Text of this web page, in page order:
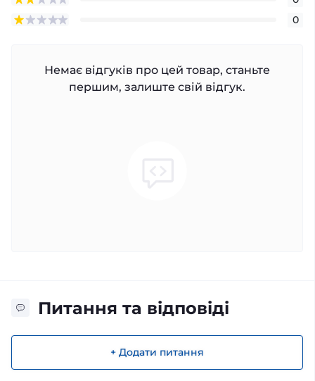
0
Немає відгуків про цей товар, станьте
першим, залиште свій відгук.
Питання та відповіді
+ Додати питання